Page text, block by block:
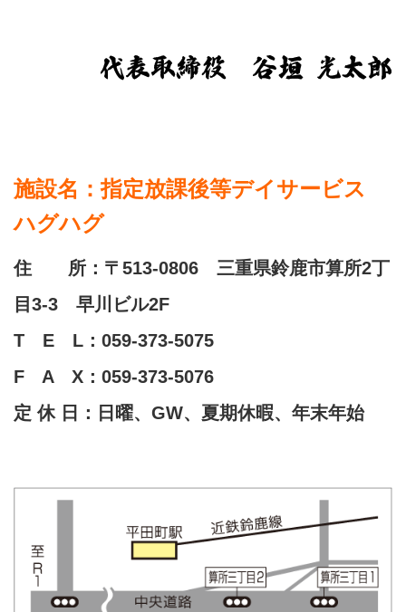
施設名：指定放課後等デイサービス
ハグハグ
住 所：〒513-0806 三重県鈴鹿市算所2丁
目3-3 早川ビル2F
T E L：059-373-5075
F A X：059-373-5076
定 休 日：日曜、GW、夏期休暇、年末年始